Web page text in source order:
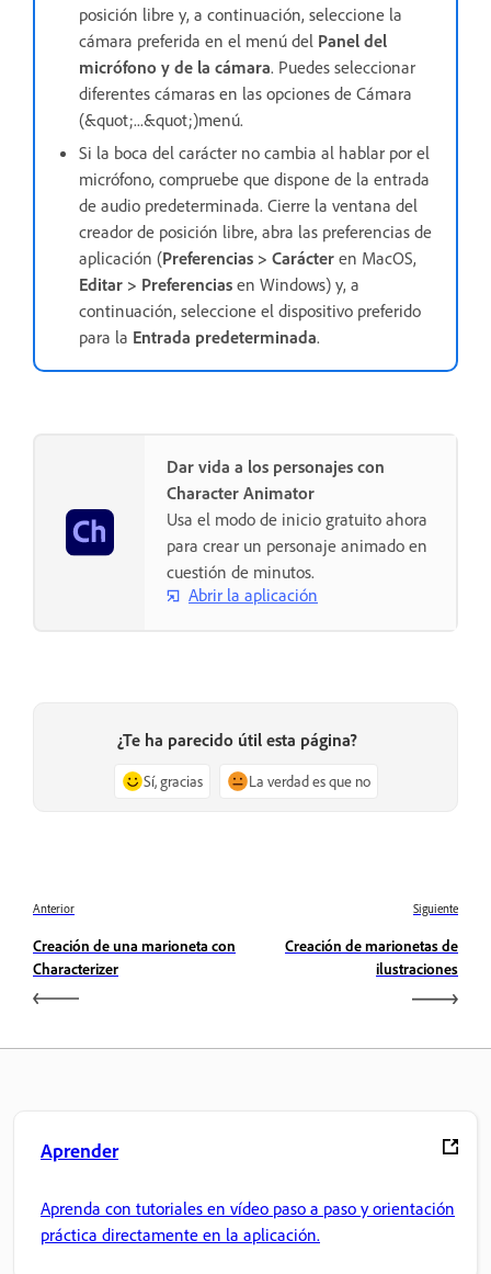
posición libre y, a continuación, seleccione la
cámara preferida en el menú del Panel del
micrófono y de la cámara. Puedes seleccionar
diferentes cámaras en las opciones de Cámara
(&quot;...&quot;)menú.
Si la boca del carácter no cambia al hablar por el
micrófono, compruebe que dispone de la entrada
de audio predeterminada. Cierre la ventana del
creador de posición libre, abra las preferencias de
aplicación (Preferencias > Carácter en MacOS,
Editar > Preferencias en Windows) y, a
continuación, seleccione el dispositivo preferido
para la Entrada predeterminada.
Dar vida a los personajes con
Character Animator
Usa el modo de inicio gratuito ahora
para crear un personaje animado en
cuestión de minutos.
Abrir la aplicación
¿Te ha parecido útil esta página?
Sí, gracias La verdad es que no
Anterior
Creación de una marioneta con
Characterizer
Siguiente
Creación de marionetas de
ilustraciones
Aprender
Aprenda con tutoriales en vídeo paso a paso y orientación
práctica directamente en la aplicación.